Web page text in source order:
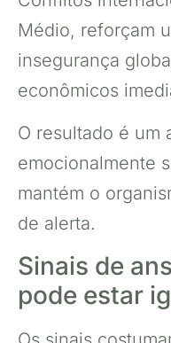
Médio, reforçam
insegurança
econômicos
O resultado é um
emocionalmente
mantém o
de alerta.
Sinais de
pode estar